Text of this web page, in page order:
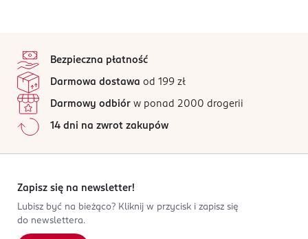
Bezpieczna płatność
Darmowa dostawa od 199 zł
Darmowy odbiór w ponad 2000 drogerii
14 dni na zwrot zakupów
Zapisz się na newsletter!
Lubisz być na bieżąco? Kliknij w przycisk i zapisz się
do newslettera.